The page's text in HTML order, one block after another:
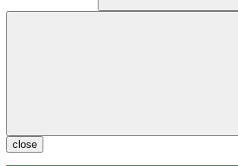
close